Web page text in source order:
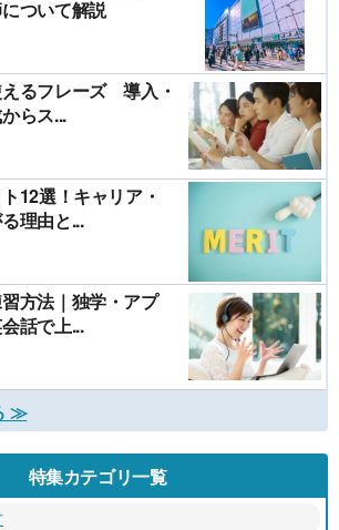
ついて解説
るフレーズ 導入・
らス...
12選！キャリア・
理由と...
方法｜独学・アプ
話で上...
≫
特集カテゴリ一覧